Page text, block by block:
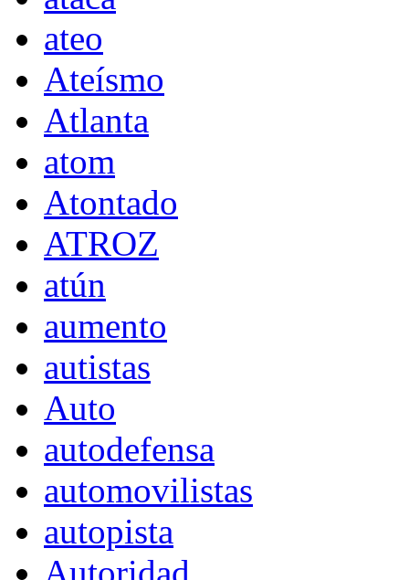
ateo
Ateísmo
Atlanta
atom
Atontado
ATROZ
atún
aumento
autistas
Auto
autodefensa
automovilistas
autopista